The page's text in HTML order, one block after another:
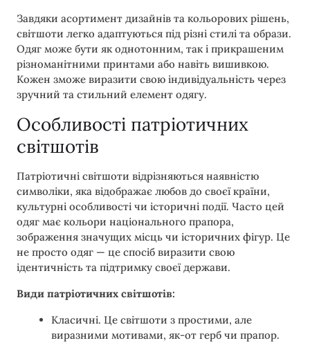
Завдяки асортимент дизайнів та кольорових рішень,
світшоти легко адаптуються під різні стилі та образи.
Одяг може бути як однотонним, так і прикрашеним
різноманітними принтами або навіть вишивкою.
Кожен зможе виразити свою індивідуальність через
зручний та стильний елемент одягу.
Особливості патріотичних
світшотів
Патріотичні світшоти відрізняються наявністю
символіки, яка відображає любов до своєї країни,
культурні особливості чи історичні події. Часто цей
одяг має кольори національного прапора,
зображення значущих місць чи історичних фігур. Це
не просто одяг — це спосіб виразити свою
ідентичність та підтримку своєї держави.
Види патріотичних світшотів:
Класичні. Це світшоти з простими, але
виразними мотивами, як-от герб чи прапор.